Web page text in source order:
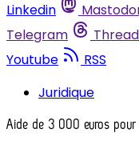
Linkedin
Telegram
Youtube
RSS
Juridique
Aide de 3 000 euros pour